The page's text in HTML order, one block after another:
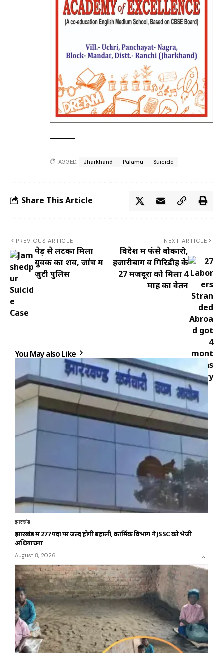
TAGGED: Jharkhand Palamu Suicide
Share This Article
PREVIOUS ARTICLE
पेड़ से लटका मिला
युवक का शव, जांच में
जुटी पुलिस
NEXT ARTICLE
विदेश में फंसे बोकारो,
हजारीबाग व गिरिडीह के
27 मजदूरों को मिला 4
माह का वेतन
You May also Like
झारखंड
झारखंड में 277 पदों पर जल्द होगी बहाली, कार्मिक विभाग ने JSSC को भेजी
अधियाचना
August 8, 2026